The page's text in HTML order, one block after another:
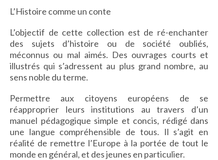
PHOTOGRAPHIE & TOURISME
IMAGES D’ANTAN
LITTÉRATURE
HORS COLLECTION
ACTUALITÉS
LA MAISON
L’Histoire comme un conte
L’objectif de cette collection est de ré-enchanter
des sujets d’histoire ou de société oubliés,
méconnus ou mal aimés. Des ouvrages courts et
illustrés qui s’adressent au plus grand nombre, au
sens noble du terme.
Permettre aux citoyens européens de se
réapproprier leurs institutions au travers d’un
manuel pédagogique simple et concis, rédigé dans
une langue compréhensible de tous. Il s’agit en
réalité de remettre l’Europe à la portée de tout le
monde en général, et des jeunes en particulier.